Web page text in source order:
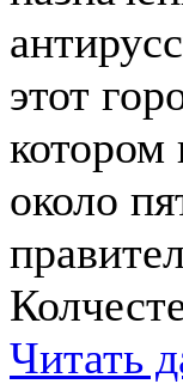
этот
котором
около
Читать